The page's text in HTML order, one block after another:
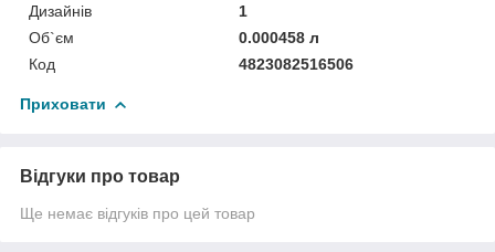
Дизайнів
1
Об`єм
0.000458 л
Код
4823082516506
Приховати
Відгуки про товар
Ще немає відгуків про цей товар